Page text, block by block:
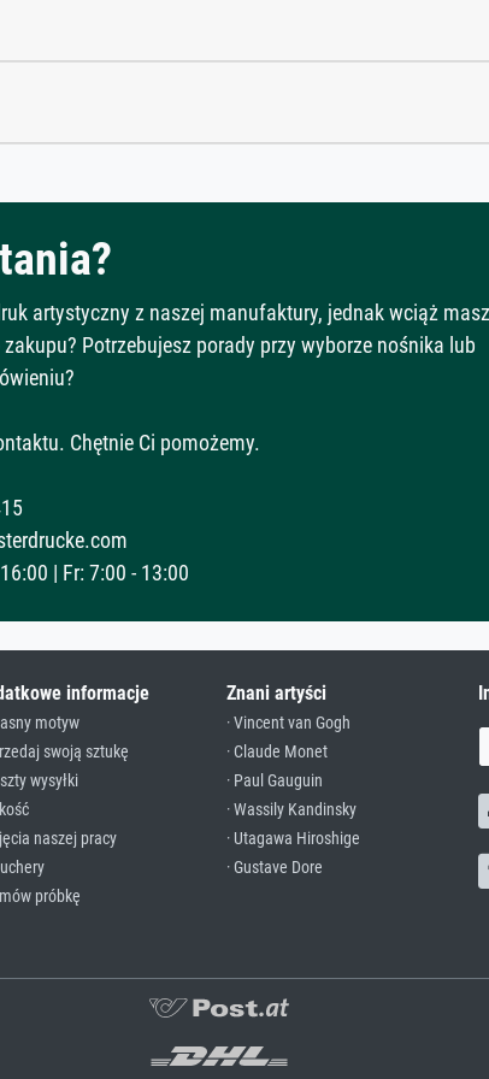
artystyczny z naszej manufaktury, jednak wciąż masz
Potrzebujesz porady przy wyborze nośnika lub
Chętnie Ci pomożemy.
| Fr: 7:00 - 13:00
informacje
motyw
swoją sztukę
wysyłki
naszej pracy
próbkę
Znani artyści
· Vincent van Gogh
· Claude Monet
· Paul Gauguin
· Wassily Kandinsky
· Utagawa Hiroshige
· Gustave Dore